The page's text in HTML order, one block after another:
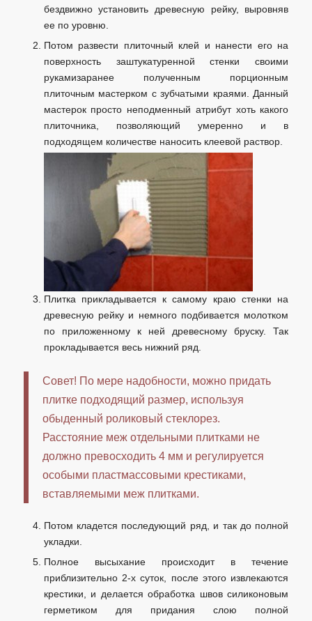
бездвижно установить древесную рейку, выровняв
ее по уровню.
Потом развести плиточный клей и нанести его на
поверхность заштукатуренной стенки своими
рукамизаранее полученным порционным
плиточным мастерком с зубчатыми краями. Данный
мастерок просто неподменный атрибут хоть какого
плиточника, позволяющий умеренно и в
подходящем количестве наносить клеевой раствор.
Плитка прикладывается к самому краю стенки на
древесную рейку и немного подбивается молотком
по приложенному к ней древесному бруску. Так
прокладывается весь нижний ряд.
Совет! По мере надобности, можно придать
плитке подходящий размер, используя
обыденный роликовый стеклорез.
Расстояние меж отдельными плитками не
должно превосходить 4 мм и регулируется
особыми пластмассовыми крестиками,
вставляемыми меж плитками.
Потом кладется последующий ряд, и так до полной
укладки.
Полное высыхание происходит в течение
приблизительно 2-х суток, после этого извлекаются
крестики, и делается обработка швов силиконовым
герметиком для придания слою полной